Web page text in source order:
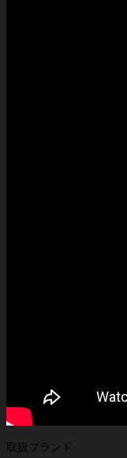
取扱ブランド